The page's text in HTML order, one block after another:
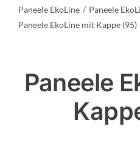
Paneele EkoLine
Paneele
Paneele EkoLine mit Kappe (95)
Paneele